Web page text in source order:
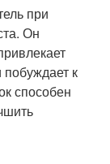
при
Он
к
способен